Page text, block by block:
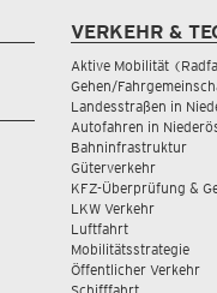
VERKEHR &
Aktive Mobilität
Gehen/
Landesstraßen in
Autofahren in
Bahninfrastruktur
Güterverkehr
KFZ-Überprüfung &
LKW Verkehr
Luftfahrt
Mobilitätsstrategie
Öffentlicher Verkehr